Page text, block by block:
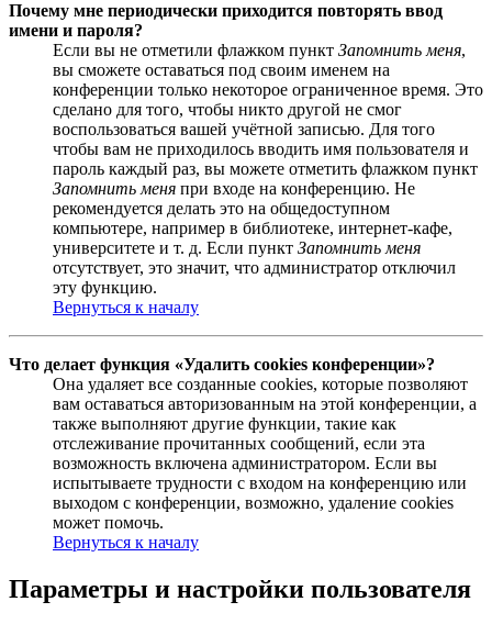
Почему мне периодически приходится повторять ввод
имени и пароля?
Если вы не отметили флажком пункт Запомнить меня,
вы сможете оставаться под своим именем на
конференции только некоторое ограниченное время. Это
сделано для того, чтобы никто другой не смог
воспользоваться вашей учётной записью. Для того
чтобы вам не приходилось вводить имя пользователя и
пароль каждый раз, вы можете отметить флажком пункт
Запомнить меня при входе на конференцию. Не
рекомендуется делать это на общедоступном
компьютере, например в библиотеке, интернет-кафе,
университете и т. д. Если пункт Запомнить меня
отсутствует, это значит, что администратор отключил
эту функцию.
Вернуться к началу
Что делает функция «Удалить cookies конференции»?
Она удаляет все созданные cookies, которые позволяют
вам оставаться авторизованным на этой конференции, а
также выполняют другие функции, такие как
отслеживание прочитанных сообщений, если эта
возможность включена администратором. Если вы
испытываете трудности с входом на конференцию или
выходом с конференции, возможно, удаление cookies
может помочь.
Вернуться к началу
Параметры и настройки пользователя